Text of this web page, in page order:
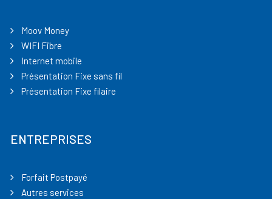
Moov Money
WIFI Fibre
Internet mobile
Présentation Fixe sans fil
Présentation Fixe filaire
ENTREPRISES
Forfait Postpayé
Autres services